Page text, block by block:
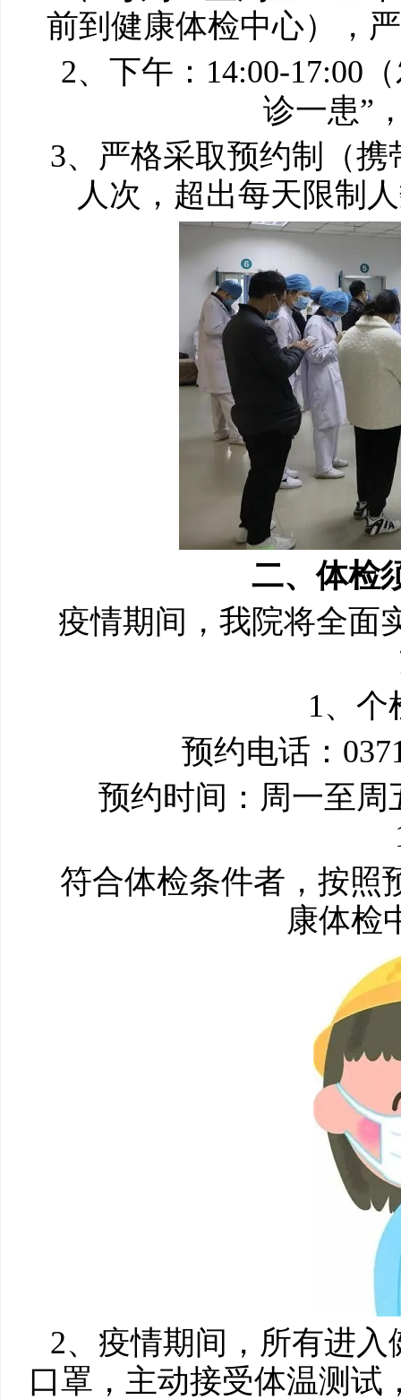
前到健康体检中心），
2、下午：14:00-17:00
诊一患”
3、严格采取预约制（
人次，超出每天限制
二、体检
疫情期间，我院将全面
1、个
预约电话：
预约时间：周一至周
符合体检条件者，按照
康体检
2、疫情期间，所有进
口罩，主动接受体温测试